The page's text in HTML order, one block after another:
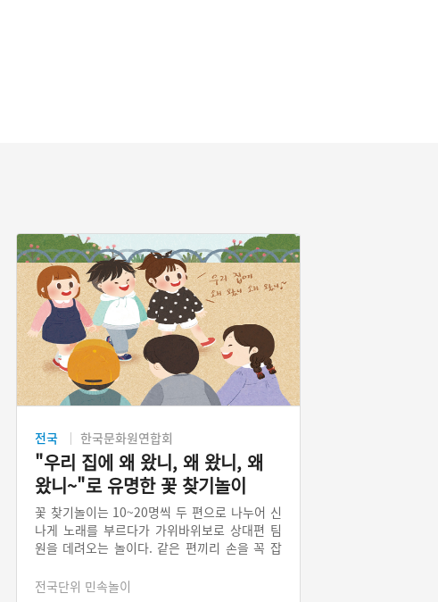
전국 한국문화원연합회
"우리 집에 왜 왔니, 왜 왔니, 왜
왔니~"로 유명한 꽃 찾기놀이
꽃 찾기놀이는 10~20명씩 두 편으로 나누어 신
나게 노래를 부르다가 가위바위보로 상대편 팀
원을 데려오는 놀이다. 같은 편끼리 손을 꼭 잡
유대감이 크다. 놀이를 하면서 부르는 "우리 집
전국단위 민속놀이